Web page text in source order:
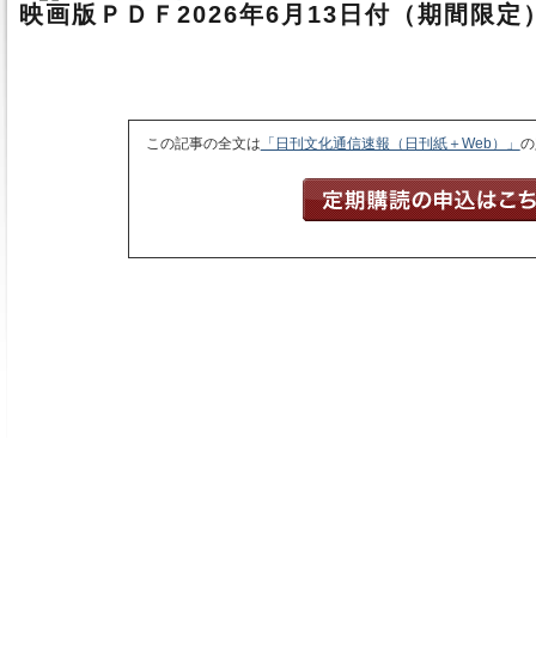
映画版ＰＤＦ2026年6月13日付（期間限定
この記事の全文は 「日刊文化通信速報（日刊紙＋Web）」